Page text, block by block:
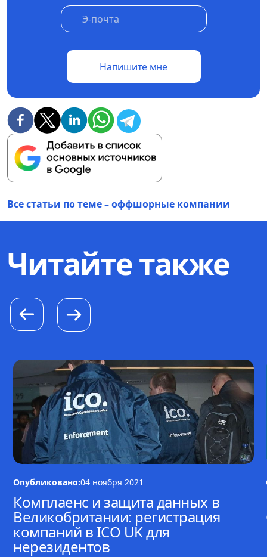
Напишите мне
Все статьи по теме – оффшорные компании
Читайте также
Опубликовано:04 ноября 2021
Комплаенс и защита данных в
Великобритании: регистрация
компаний в ICO UK для
нерезидентов